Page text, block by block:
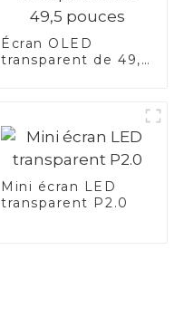
Écran OLED
transparent de 49,5
Mini écran LED
transparent P2.0